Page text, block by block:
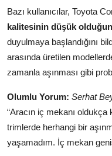
Bazı kullanıcılar, Toyota
kalitesinin düşük
duyulmaya başlandığını
arasında üretilen
zamanla aşınması gibi
Olumlu Yorum: Serhat
“Aracın iç mekanı
trimlerde herhangi bir
yaşamadım. İç mekan